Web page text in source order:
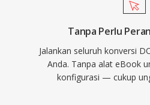
Tanpa Perlu
Jalankan seluruh konversi
Anda. Tanpa alat eBook
konfigurasi — cukup